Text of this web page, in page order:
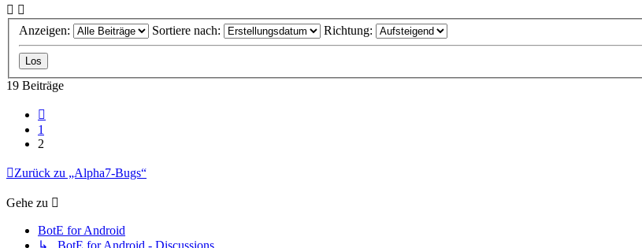
Anzeigen: Sortiere nach: Richtung:
19 Beiträge
1
2
Zurück zu „Alpha7-Bugs“
Gehe zu
BotE for Android